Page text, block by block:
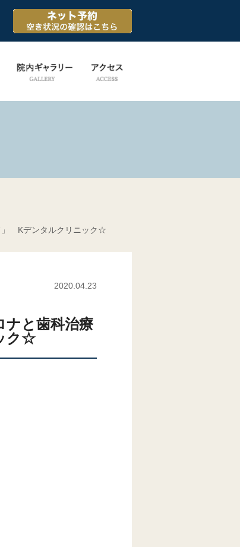
Kデンタルクリニック☆
2020.04.23
と歯科治療
ク☆